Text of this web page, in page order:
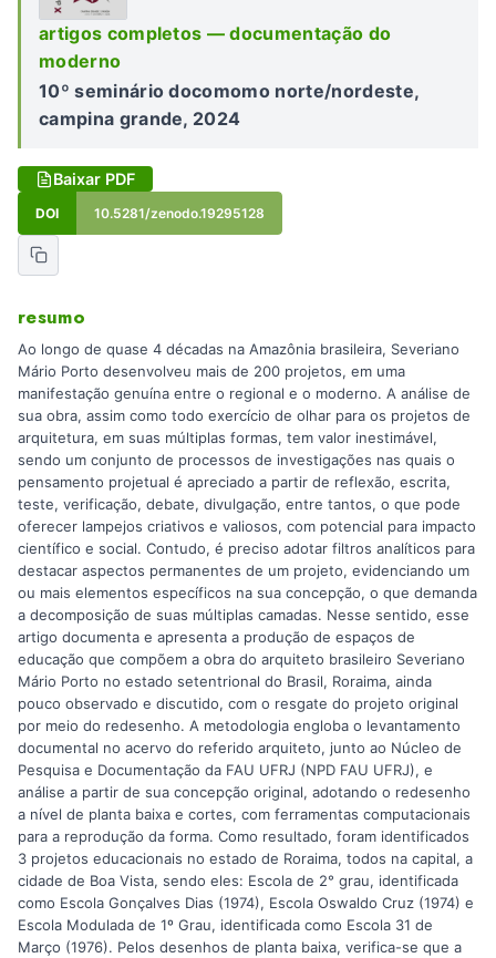
artigos completos — documentação do
moderno
10º seminário docomomo norte/nordeste,
campina grande, 2024
Baixar PDF
DOI 10.5281/zenodo.19295128
resumo
Ao longo de quase 4 décadas na Amazônia brasileira, Severiano
Mário Porto desenvolveu mais de 200 projetos, em uma
manifestação genuína entre o regional e o moderno. A análise de
sua obra, assim como todo exercício de olhar para os projetos de
arquitetura, em suas múltiplas formas, tem valor inestimável,
sendo um conjunto de processos de investigações nas quais o
pensamento projetual é apreciado a partir de reflexão, escrita,
teste, verificação, debate, divulgação, entre tantos, o que pode
oferecer lampejos criativos e valiosos, com potencial para impacto
científico e social. Contudo, é preciso adotar filtros analíticos para
destacar aspectos permanentes de um projeto, evidenciando um
ou mais elementos específicos na sua concepção, o que demanda
a decomposição de suas múltiplas camadas. Nesse sentido, esse
artigo documenta e apresenta a produção de espaços de
educação que compõem a obra do arquiteto brasileiro Severiano
Mário Porto no estado setentrional do Brasil, Roraima, ainda
pouco observado e discutido, com o resgate do projeto original
por meio do redesenho. A metodologia engloba o levantamento
documental no acervo do referido arquiteto, junto ao Núcleo de
Pesquisa e Documentação da FAU UFRJ (NPD FAU UFRJ), e
análise a partir de sua concepção original, adotando o redesenho
a nível de planta baixa e cortes, com ferramentas computacionais
para a reprodução da forma. Como resultado, foram identificados
3 projetos educacionais no estado de Roraima, todos na capital, a
cidade de Boa Vista, sendo eles: Escola de 2° grau, identificada
como Escola Gonçalves Dias (1974), Escola Oswaldo Cruz (1974) e
Escola Modulada de 1º Grau, identificada como Escola 31 de
Março (1976). Pelos desenhos de planta baixa, verifica-se que a